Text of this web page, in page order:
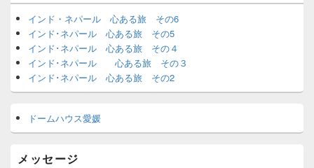
インド・ネパール 心ある旅 その6
インド･ネパール 心ある旅 その5
インド･ネパール 心ある旅 その４
インド･ネパール 心ある旅 その３
インド･ネパール 心ある旅 その2
ドームハウス愛媛
メッセージ